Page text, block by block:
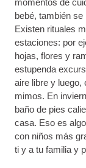
momentos de
bebé, también se
Existen rituales
estaciones: por
hojas, flores y
estupenda
aire libre y
mimos. En
baño de pies
casa. Eso es
con niños más
ti y a tu familia y